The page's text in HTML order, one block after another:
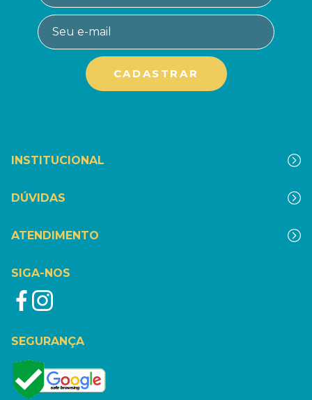
INSTITUCIONAL
DÚVIDAS
ATENDIMENTO
SIGA-NOS
SEGURANÇA